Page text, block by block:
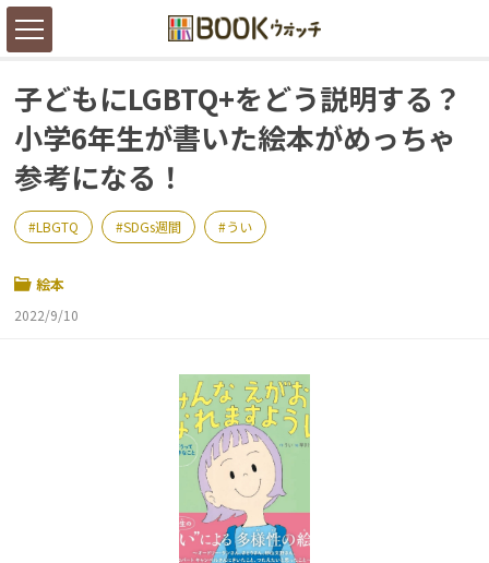
子どもにLGBTQ+をどう説明する？
小学6年生が書いた絵本がめっちゃ
参考になる！
LBGTQ SDGs週間 うい
絵本
2022/9/10